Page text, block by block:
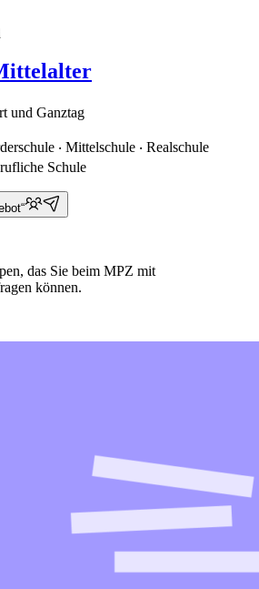
und Ganztag
‧ Mittelschule ‧ Realschule
Schule
das Sie beim MPZ mit
können.